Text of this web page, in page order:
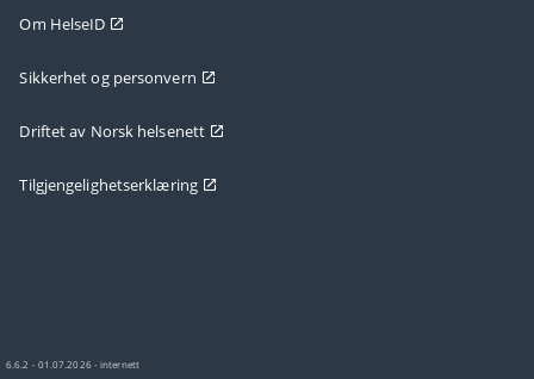
Om HelseID
Sikkerhet og personvern
Driftet av Norsk helsenett
Tilgjengelighetserklæring
6.6.2 - 01.07.2026 - internett